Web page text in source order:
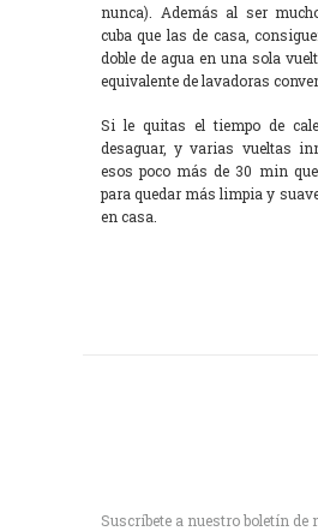
nunca). Además al ser
cuba que las de casa,
doble de agua en una sola
equivalente de lavadoras
Si le quitas el tiempo de
desaguar, y varias vueltas
esos poco más de 30 min
para quedar más limpia y
en casa.
Suscríbete a nuestro boletín de